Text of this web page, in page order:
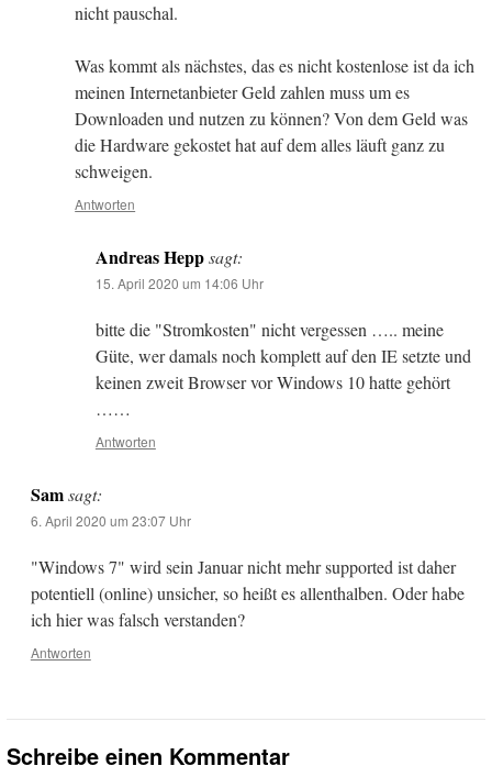
nicht pauschal.
Was kommt als nächstes, das es nicht kostenlose ist da ich
meinen Internetanbieter Geld zahlen muss um es
Downloaden und nutzen zu können? Von dem Geld was
die Hardware gekostet hat auf dem alles läuft ganz zu
schweigen.
Antworten
Andreas Heppsagt:
15. April 2020 um 14:06 Uhr
bitte die "Stromkosten" nicht vergessen ….. meine
Güte, wer damals noch komplett auf den IE setzte und
keinen zweit Browser vor Windows 10 hatte gehört
……
Antworten
Sam sagt:
6. April 2020 um 23:07 Uhr
"Windows 7" wird sein Januar nicht mehr supported ist daher
potentiell (online) unsicher, so heißt es allenthalben. Oder habe
ich hier was falsch verstanden?
Antworten
Schreibe einen Kommentar